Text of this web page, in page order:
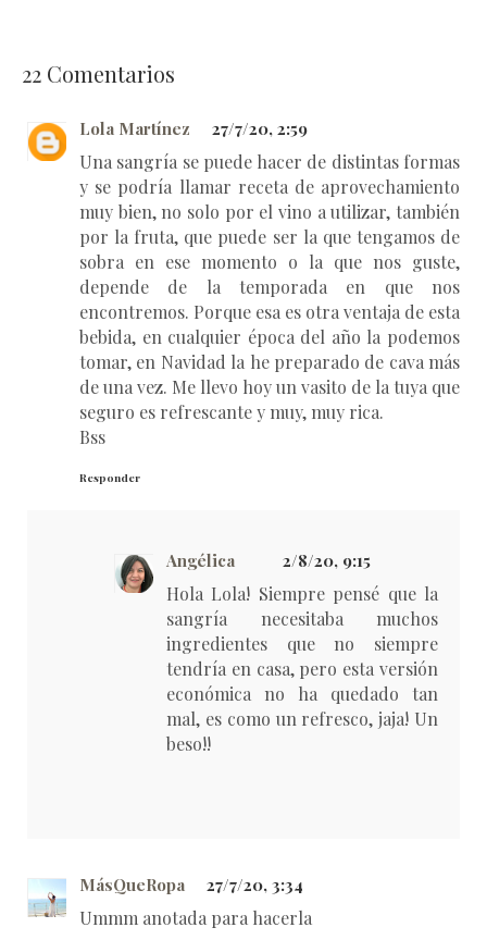
22 Comentarios
Lola Martínez 27/7/20, 2:59
Una sangría se puede hacer de distintas formas
y se podría llamar receta de aprovechamiento
muy bien, no solo por el vino a utilizar, también
por la fruta, que puede ser la que tengamos de
sobra en ese momento o la que nos guste,
depende de la temporada en que nos
encontremos. Porque esa es otra ventaja de esta
bebida, en cualquier época del año la podemos
tomar, en Navidad la he preparado de cava más
de una vez. Me llevo hoy un vasito de la tuya que
seguro es refrescante y muy, muy rica.
Bss
Responder
Angélica 2/8/20, 9:15
Hola Lola! Siempre pensé que la
sangría necesitaba muchos
ingredientes que no siempre
tendría en casa, pero esta versión
económica no ha quedado tan
mal, es como un refresco, jaja! Un
beso!!
MásQueRopa 27/7/20, 3:34
Ummm anotada para hacerla